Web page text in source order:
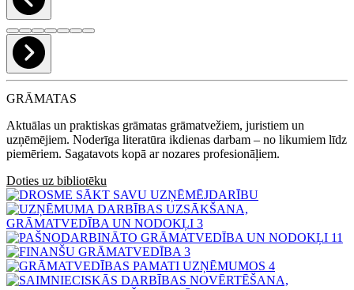
GRĀMATAS
Aktuālas un praktiskas grāmatas grāmatvežiem, juristiem un
uzņēmējiem. Noderīga literatūra ikdienas darbam – no likumiem līdz
piemēriem. Sagatavots kopā ar nozares profesionāļiem.
Doties uz bibliotēku